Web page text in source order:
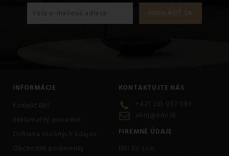
INFORMÁCIE
Kontakt EMI
Reklamačný poriadok
Ochrana osobných údajov
Obchodné podmienky
KONTAKTUJTE NÁS
+421 233 057 083
ahoj@emi.sk
FIREMNÉ ÚDAJE
EMI EU s.r.o.